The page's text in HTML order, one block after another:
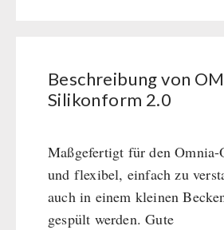
Armee-Material / Sicherheit
Frühstück
Suppen
Dessert
Ergänzungs-Pakete
Schutzraum-Ausrüstung
Beschreibung von
Silikonform 2.0
Maßgefertigt für den Omnia-
und flexibel, einfach zu
auch in einem kleinen
gespült werden. Gute